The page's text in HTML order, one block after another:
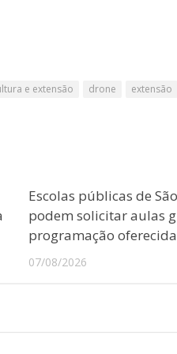
e extensão drone extensão
Escolas públicas de
podem solicitar aulas
programação
07/08/2026